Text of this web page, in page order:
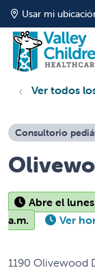
Usar mi
Ver todos
Consultorio
Abre el
a.m.
Ver
1190 Olivewood